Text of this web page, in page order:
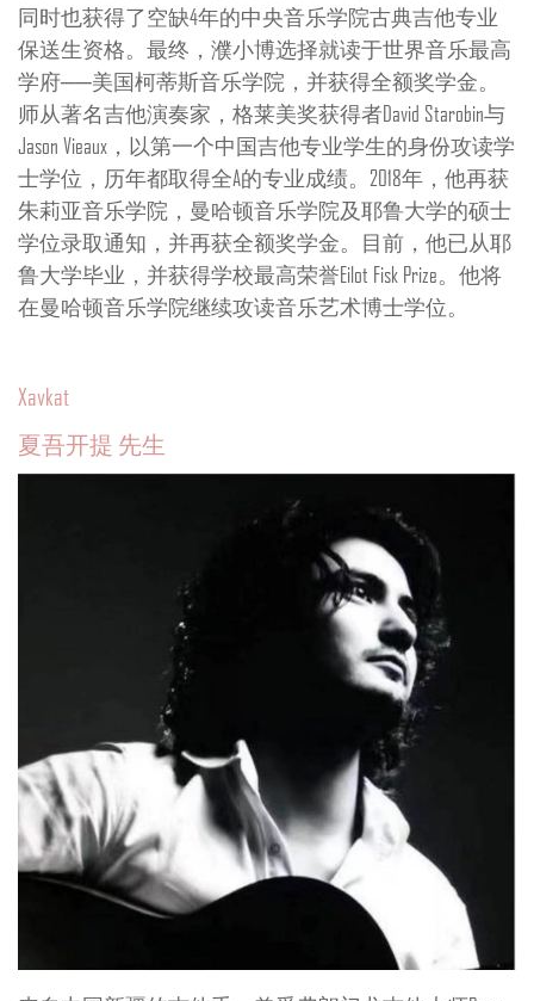
同时也获得了空缺4年的中央音乐学院古典吉他专业
保送生资格。最终，濮小博选择就读于世界音乐最高
学府──美国柯蒂斯音乐学院，并获得全额奖学金。
师从著名吉他演奏家，格莱美奖获得者David Starobin与
Jason Vieaux，以第一个中国吉他专业学生的身份攻读学
士学位，历年都取得全A的专业成绩。2018年，他再获
朱莉亚音乐学院，曼哈顿音乐学院及耶鲁大学的硕士
学位录取通知，并再获全额奖学金。目前，他已从耶
鲁大学毕业，并获得学校最高荣誉Eilot Fisk Prize。他将
在曼哈顿音乐学院继续攻读音乐艺术博士学位。
Xavkat
夏吾开提 先生